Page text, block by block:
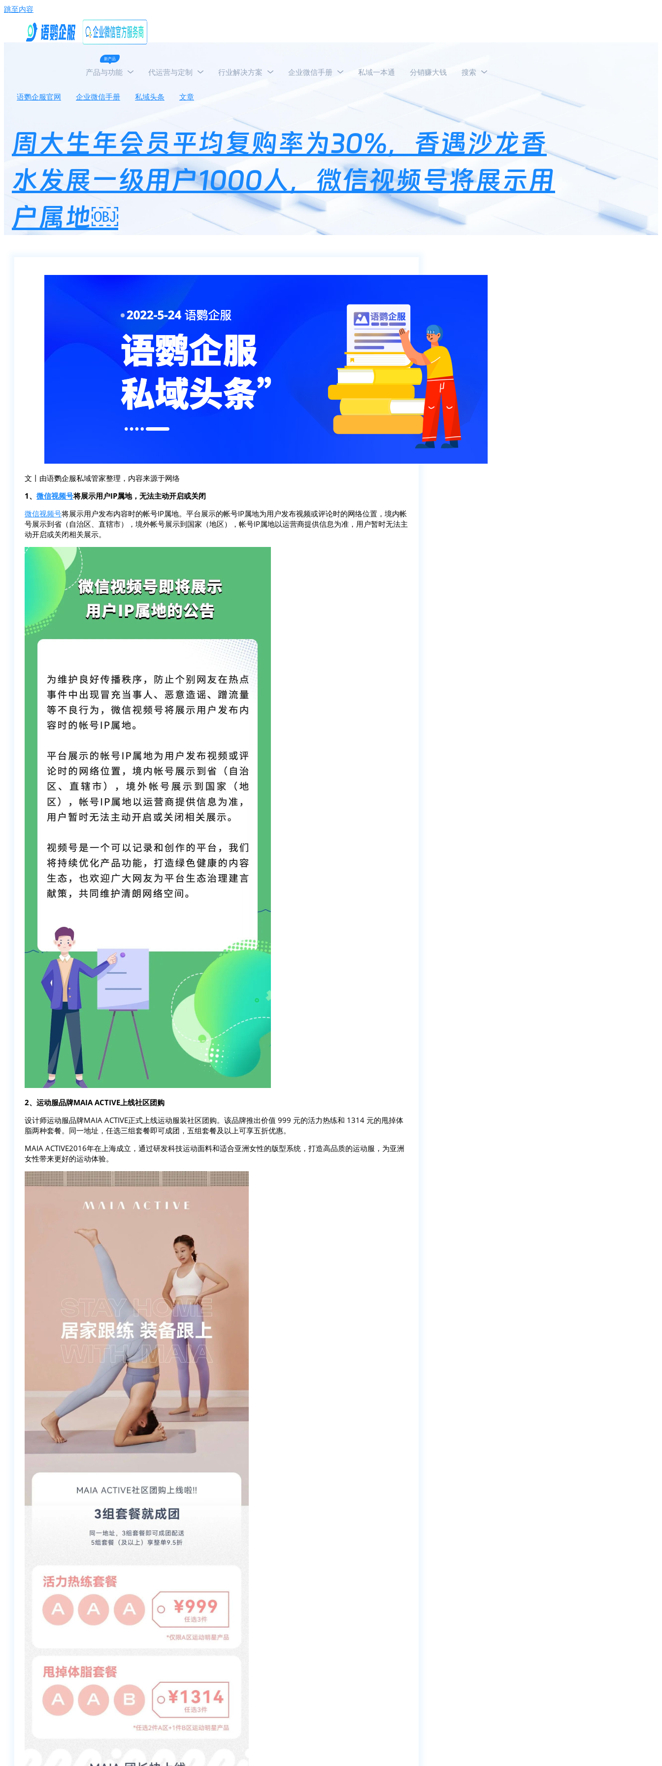
跳至内容
新产品
产品与功能 代运营与定制 行业解决方案 企业微信手册 私域一本通 分销赚大钱 搜索
语鹦企服官网 企业微信手册 私域头条 文章 周大生年会员平均复购率为30%，香遇沙龙香水发展一级用户1000人，微信视频号将展示用户属地￼
周大生年会员平均复购率为30%，香遇沙龙香
水发展一级用户1000人，微信视频号将展示用
户属地￼
文丨由语鹦企服私域管家整理，内容来源于网络
1、 微信视频号将展示用户IP属地，无法主动开启或关闭
微信视频号将展示用户发布内容时的帐号IP属地。平台展示的帐号IP属地为用户发布视频或评论时的网络位置，境内帐
号展示到省（自治区、直辖市），境外帐号展示到国家（地区），帐号IP属地以运营商提供信息为准，用户暂时无法主
动开启或关闭相关展示。
2、运动服品牌MAIA ACTIVE上线社区团购
设计师运动服品牌MAIA ACTIVE正式上线运动服装社区团购。该品牌推出价值 999 元的活力热练和 1314 元的甩掉体
脂两种套餐。同一地址，任选三组套餐即可成团，五组套餐及以上可享五折优惠。
MAIA ACTIVE2016年在上海成立，通过研发科技运动面料和适合亚洲女性的版型系统，打造高品质的运动服，为亚洲
女性带来更好的运动体验。